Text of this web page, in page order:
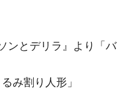
ンとデリラ』より「バ
み割り人形」